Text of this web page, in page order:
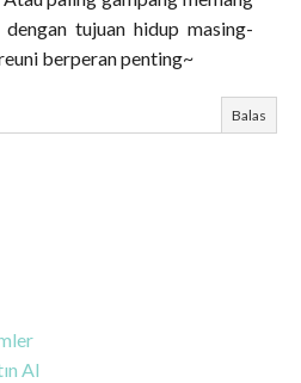
tujuan hidup masing-
berperan penting~
Balas
Al